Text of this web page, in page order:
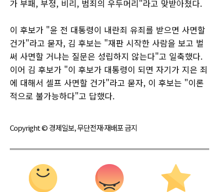
가 부패, 부정, 비리, 범죄의 우두머리"라고 맞받아쳤다.
이 후보가 "윤 전 대통령이 내란죄 유죄를 받으면 사면할
건가"라고 묻자, 김 후보는 "재판 시작한 사람을 보고 벌
써 사면할 거냐는 질문은 성립하지 않는다"고 일축했다.
이어 김 후보가 "이 후보가 대통령이 되면 자기가 지은 죄
에 대해서 셀프 사면할 건가"라고 묻자, 이 후보는 "이론
적으로 불가능하다"고 답했다.
Copyright © 경제일보, 무단전재·재배포 금지